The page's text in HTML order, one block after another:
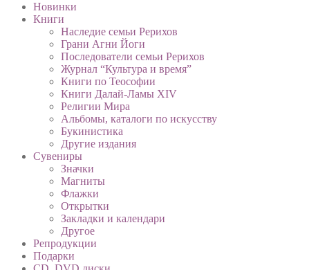
Новинки
Книги
Наследие семьи Рерихов
Грани Агни Йоги
Последователи семьи Рерихов
Журнал “Культура и время”
Книги по Теософии
Книги Далай-Ламы XIV
Религии Мира
Альбомы, каталоги по искусству
Букинистика
Другие издания
Сувениры
Значки
Магниты
Флажки
Открытки
Закладки и календари
Другое
Репродукции
Подарки